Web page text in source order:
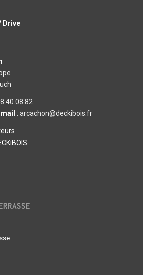
Drive
: arcachon@deckibois.fr